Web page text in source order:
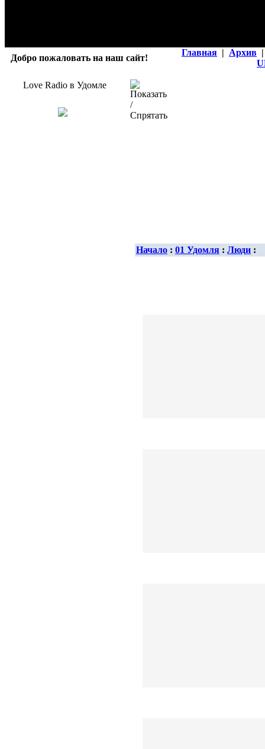
Добро пожаловать на наш сайт!
Главная | Архив |
Love Radio в Удомле
Начало : 01 Удомля : Люди :